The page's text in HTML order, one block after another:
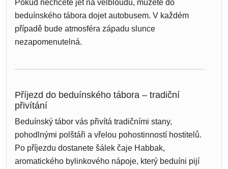
Pokud nechcete jet na velbloudu, můžete do
beduínského tábora dojet autobusem. V každém
případě bude atmosféra západu slunce
nezapomenutelná.
Příjezd do beduínského tábora – tradiční
přivítání
Beduínský tábor vás přivítá tradičními stany,
pohodlnými polštáři a vřelou pohostinností hostitelů.
Po příjezdu dostanete šálek čaje Habbak,
aromatického bylinkového nápoje, který beduíni pijí